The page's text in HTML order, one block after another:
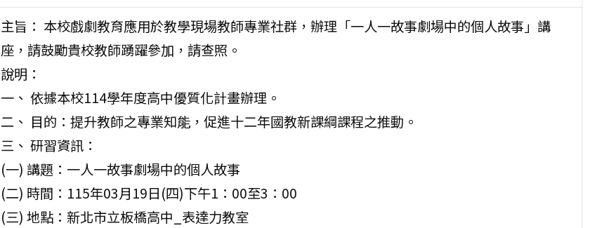
主旨： 本校戲劇教育應用於教學現場教師專業社群，辦理「一人一故事劇場中的個人故事」講
座，請鼓勵貴校教師踴躍參加，請查照。
說明：
一、 依據本校114學年度高中優質化計畫辦理。
二、 目的：提升教師之專業知能，促進十二年國教新課綱課程之推動。
三、 研習資訊：
(一) 講題：一人一故事劇場中的個人故事
(二) 時間：115年03月19日(四)下午1：00至3：00
(三) 地點：新北市立板橋高中_表達力教室